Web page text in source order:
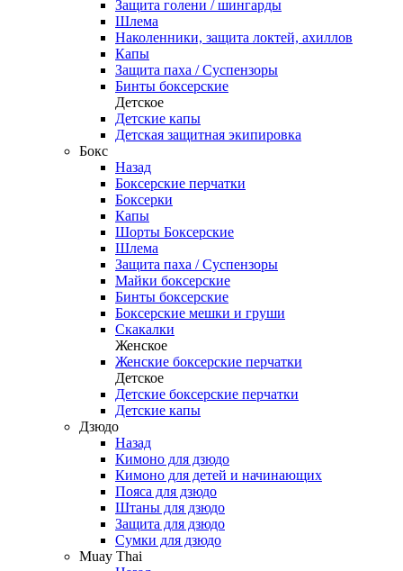
Защита голени / шингарды
Шлема
Наколенники, защита локтей, ахиллов
Капы
Защита паха / Суспензоры
Бинты боксерские
Детское
Детские капы
Детская защитная экипировка
Бокс
Назад
Боксерские перчатки
Боксерки
Капы
Шорты Боксерские
Шлема
Защита паха / Суспензоры
Майки боксерские
Бинты боксерские
Боксерские мешки и груши
Скакалки
Женское
Женские боксерские перчатки
Детское
Детские боксерские перчатки
Детские капы
Дзюдо
Назад
Кимоно для дзюдо
Кимоно для детей и начинающих
Пояса для дзюдо
Штаны для дзюдо
Защита для дзюдо
Сумки для дзюдо
Muay Thai